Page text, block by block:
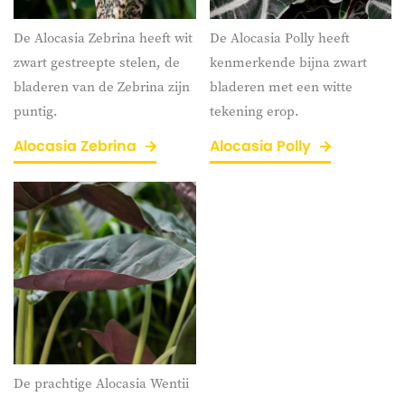
De Alocasia Zebrina heeft wit
zwart gestreepte stelen, de
bladeren van de Zebrina zijn
puntig.
Alocasia Zebrina
De Alocasia Polly heeft
kenmerkende bijna zwart
bladeren met een witte
tekening erop.
Alocasia Polly
De prachtige Alocasia Wentii